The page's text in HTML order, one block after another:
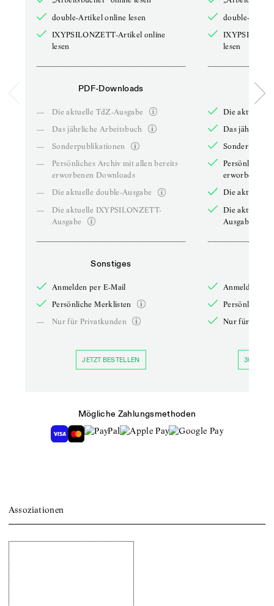
double-Artikel online lesen
IXYPSILONZETT-Artikel online
lesen
PDF-Downloads
—
Die aktuelle TdZ-Ausgabe
—
Das jährliche Arbeitsbuch
—
Sonderpublikationen
—
Persönliches Archiv mit allen bereits
erworbenen Downloads
—
Die aktuelle double-Ausgabe
—
Die aktuelle IXYPSILONZETT-
Ausgabe
Sonstiges
Anmelden per E-Mail
Persönliche Merklisten
—
Nur für Privatkunden
JETZT BESTELLEN
double-
lesen
Die aktuelle
Das jährliche
Persönliches
erworbenen
Die aktuelle
Die aktuelle
Ausgabe
Anmelden
Persönliche
Nur für
30 TAGE
Mögliche Zahlungsmethoden
Assoziationen